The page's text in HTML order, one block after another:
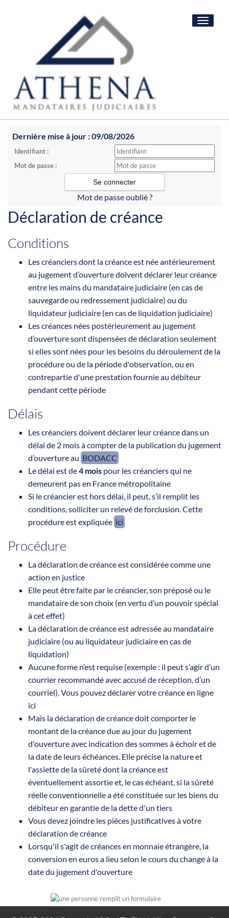
Toggle
Dernière mise à jour : 09/08/2026
Identifiant :
Mot de passe :
Mot de passe oublié ?
Déclaration de créance
Conditions
Les créanciers dont la créance est née antérieurement
au jugement d’ouverture doivent déclarer leur créance
entre les mains du mandataire judiciaire (en cas de
sauvegarde ou redressement judiciaire) ou du
liquidateur judiciaire (en cas de liquidation judiciaire)
Les créances nées postérieurement au jugement
d’ouverture sont dispensées de déclaration seulement
si elles sont nées pour les besoins du déroulement de la
procédure ou de la période d'observation, ou en
contrepartie d'une prestation fournie au débiteur
pendant cette période
Délais
Les créanciers doivent déclarer leur créance dans un
délai de 2 mois à compter de la publication du jugement
d’ouverture au BODACC
Le délai est de4 mois pour les créanciers qui ne
demeurent pas en France métropolitaine
Si le créancier est hors délai, il peut, s’il remplit les
conditions, solliciter un relevé de forclusion. Cette
procédure est expliquée ici
Procédure
La déclaration de créance est considérée comme une
action en justice
Elle peut être faite par le créancier, son préposé ou le
mandataire de son choix (en vertu d’un pouvoir spécial
à cet effet)
La déclaration de créance est adressée au mandataire
judiciaire (ou au liquidateur judiciaire en cas de
liquidation)
Aucune forme n’est requise (exemple : il peut s’agir d’un
courrier recommandé avec accusé de réception, d’un
courriel). Vous pouvez déclarer votre créance en ligne
ici
Mais la déclaration de créance doit comporter le
montant de la créance due au jour du jugement
d'ouverture avec indication des sommes à échoir et de
la date de leurs échéances. Elle précise la nature et
l'assiette de la sûreté dont la créance est
éventuellement assortie et, le cas échéant, si la sûreté
réelle conventionnelle a été constituée sur les biens du
débiteur en garantie de la dette d'un tiers
Vous devez joindre les pièces justificatives à votre
déclaration de créance
Lorsqu'il s'agit de créances en monnaie étrangère, la
conversion en euros a lieu selon le cours du change à la
date du jugement d'ouverture